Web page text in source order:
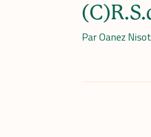
ParOanez Nisot